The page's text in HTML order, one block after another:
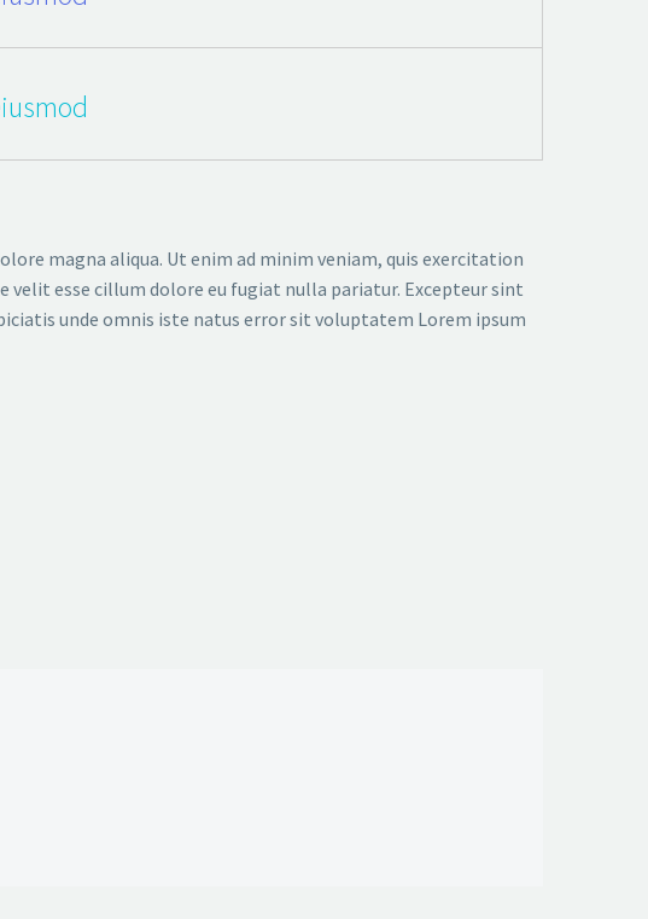
magna aliqua. Ut enim ad minim veniam, quis exercitation
esse cillum dolore eu fugiat nulla pariatur. Excepteur sint
unde omnis iste natus error sit voluptatem Lorem ipsum